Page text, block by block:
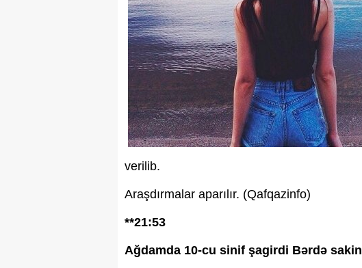
verilib.
Araşdırmalar aparılır. (Qafqazinfo)
**21:53
Ağdamda 10-cu sinif şagirdi Bərdə